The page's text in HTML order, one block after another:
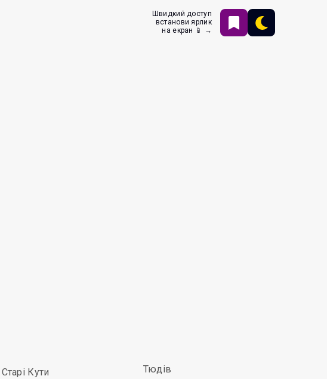
Швидкий доступ
встанови ярлик
на екран 📱 →
Старі Кути Тюдів